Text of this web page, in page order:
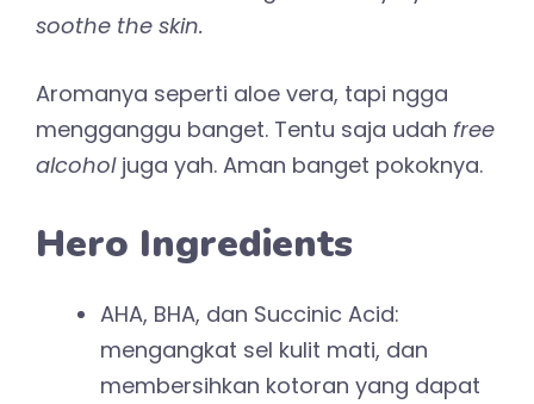
soothe the skin.
Aromanya seperti aloe vera, tapi ngga
mengganggu banget. Tentu saja udah free
alcoholjuga yah. Aman banget pokoknya.
Hero Ingredients
AHA, BHA, dan Succinic Acid:
mengangkat sel kulit mati, dan
membersihkan kotoran yang dapat